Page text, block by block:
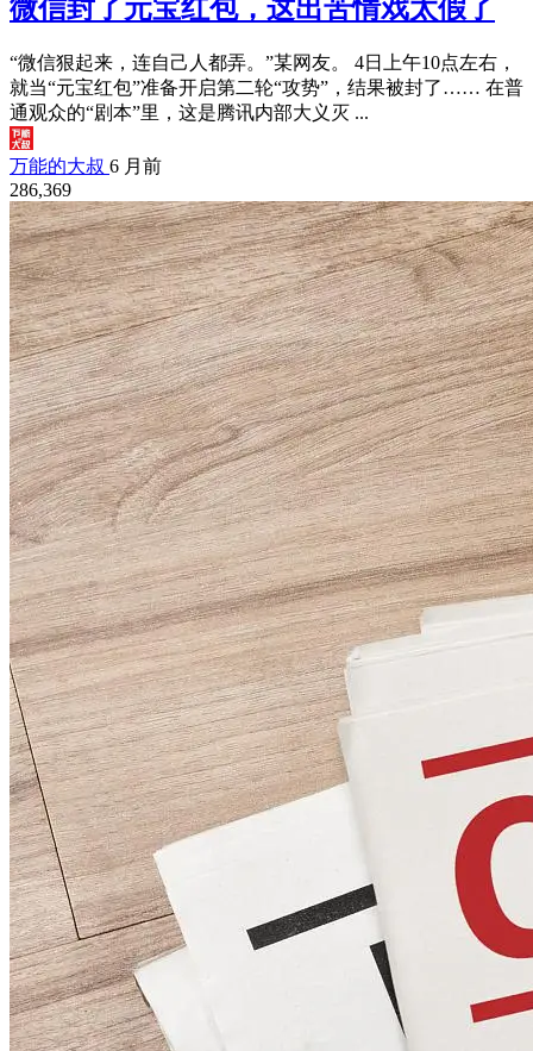
微信封了元宝红包，这出苦情戏太假了
“微信狠起来，连自己人都弄。”某网友。 4日上午10点左右，
就当“元宝红包”准备开启第二轮“攻势”，结果被封了…… 在普
通观众的“剧本”里，这是腾讯内部大义灭 ...
万能的大叔 6 月前
286,369